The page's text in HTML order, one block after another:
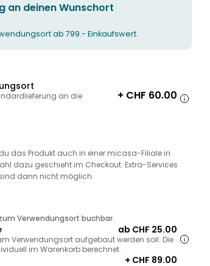
an deinen Wunschort
ab 799.- Einkaufswert.
an die
+ CHF 60.00
das Produkt auch in einer micasa-Filiale in
dazu geschieht im Checkout. Extra-Services
dann nicht möglich.
Verwendungsort buchbar.
ab CHF 25.00
Verwendungsort aufgebaut werden soll. Die
im Warenkorb berechnet.
+ CHF 89.00